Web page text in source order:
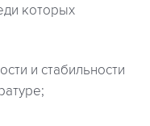
которых
и стабильности